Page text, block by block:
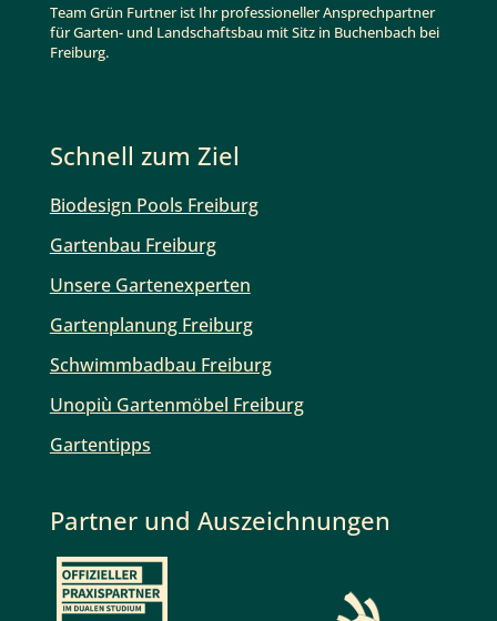
Team Grün Furtner ist Ihr professioneller Ansprechpartner
für Garten- und Landschaftsbau mit Sitz in Buchenbach bei
Freiburg.
Schnell zum Ziel
Biodesign Pools Freiburg
Gartenbau Freiburg
Unsere Gartenexperten
Gartenplanung Freiburg
Schwimmbadbau Freiburg
Unopiù Gartenmöbel Freiburg
Gartentipps
Partner und Auszeichnungen